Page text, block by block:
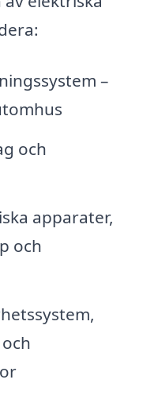
–
och
apparater,
och